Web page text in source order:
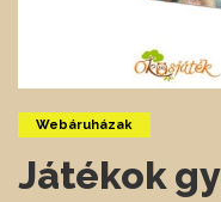
Webáruházak
Játékok